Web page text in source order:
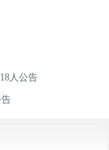
人公告
告